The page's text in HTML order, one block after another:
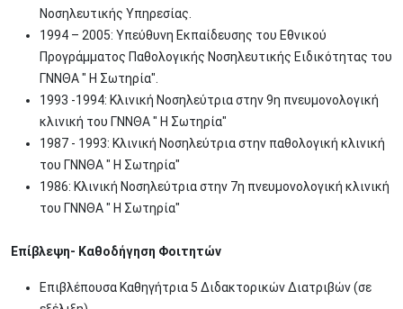
Νοσηλευτικής Υπηρεσίας.
1994 – 2005: Υπεύθυνη Εκπαίδευσης του Εθνικού
Προγράμματος Παθολογικής Νοσηλευτικής Ειδικότητας του
ΓΝΝΘΑ " Η Σωτηρία".
1993 -1994: Κλινική Νοσηλεύτρια στην 9η πνευμονολογική
κλινική του ΓΝΝΘΑ " Η Σωτηρία"
1987 - 1993: Κλινική Νοσηλεύτρια στην παθολογική κλινική
του ΓΝΝΘΑ " Η Σωτηρία"
1986: Κλινική Νοσηλεύτρια στην 7η πνευμονολογική κλινική
του ΓΝΝΘΑ " Η Σωτηρία"
Επίβλεψη- Καθοδήγηση Φοιτητών
Επιβλέπουσα Καθηγήτρια 5 Διδακτορικών Διατριβών (σε